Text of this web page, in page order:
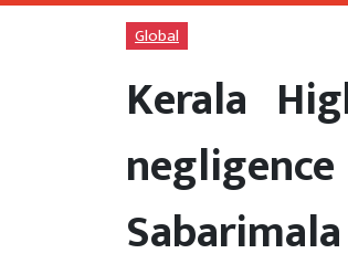
Global
Kerala